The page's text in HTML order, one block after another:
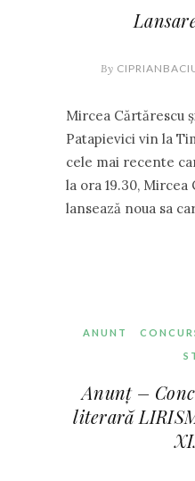
By
Mircea Cărtărescu
Patapievici vin la
cele mai recente
la ora 19.30, Mircea
lansează noua sa
ANUNT
Anunț –
literară